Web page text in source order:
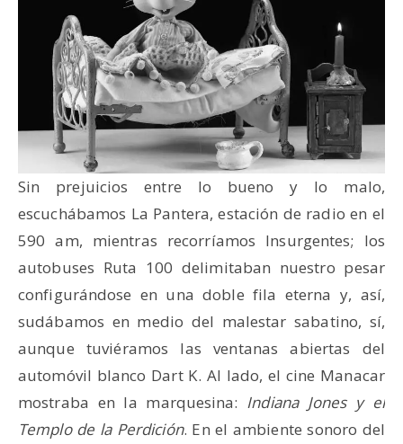
Sin prejuicios entre lo bueno y lo malo,
escuchábamos La Pantera, estación de radio en el
590 am, mientras recorríamos Insurgentes; los
autobuses Ruta 100 delimitaban nuestro pesar
configurándose en una doble fila eterna y, así,
sudábamos en medio del malestar sabatino, sí,
aunque tuviéramos las ventanas abiertas del
automóvil blanco Dart K. Al lado, el cine Manacar
mostraba en la marquesina: Indiana Jones y el
Templo de la Perdición. En el ambiente sonoro del